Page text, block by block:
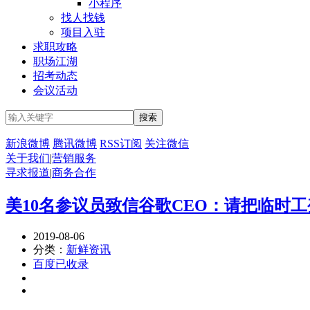
小程序
找人找钱
项目入驻
求职攻略
职场江湖
招考动态
会议活动
新浪微博 腾讯微博 RSS订阅 关注微信
关于我们|营销服务
寻求报道|商务合作
美10名参议员致信谷歌CEO：请把临时
2019-08-06
分类： 新鲜资讯
百度已收录